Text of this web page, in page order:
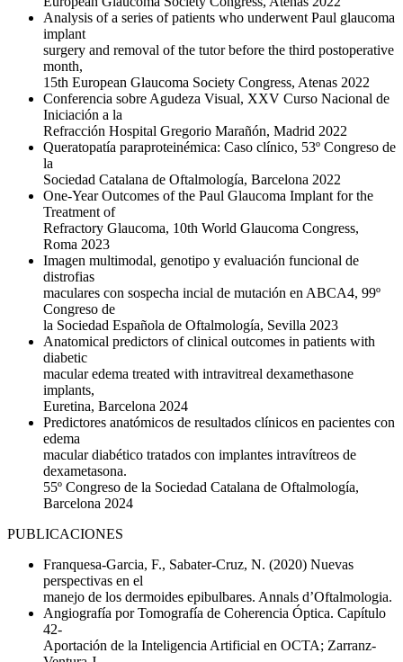
Analysis of a series of patients who underwent Paul glaucoma
implant
surgery and removal of the tutor before the third postoperative
month,
15th European Glaucoma Society Congress, Atenas 2022
Conferencia sobre Agudeza Visual, XXV Curso Nacional de
Iniciación a la
Refracción Hospital Gregorio Marañón, Madrid 2022
Queratopatía paraproteinémica: Caso clínico, 53º Congreso de
la
Sociedad Catalana de Oftalmología, Barcelona 2022
One-Year Outcomes of the Paul Glaucoma Implant for the
Treatment of
Refractory Glaucoma, 10th World Glaucoma Congress,
Roma 2023
Imagen multimodal, genotipo y evaluación funcional de
distrofias
maculares con sospecha incial de mutación en ABCA4, 99º
Congreso de
la Sociedad Española de Oftalmología, Sevilla 2023
Anatomical predictors of clinical outcomes in patients with
diabetic
macular edema treated with intravitreal dexamethasone
implants,
Euretina, Barcelona 2024
Predictores anatómicos de resultados clínicos en pacientes con
edema
macular diabético tratados con implantes intravítreos de
dexametasona.
55º Congreso de la Sociedad Catalana de Oftalmología,
Barcelona 2024
PUBLICACIONES
Franquesa-Garcia, F., Sabater-Cruz, N. (2020) Nuevas
perspectivas en el
manejo de los dermoides epibulbares. Annals d’Oftalmologia.
Angiografía por Tomografía de Coherencia Óptica. Capítulo
42-
Aportación de la Inteligencia Artificial en OCTA; Zarranz-